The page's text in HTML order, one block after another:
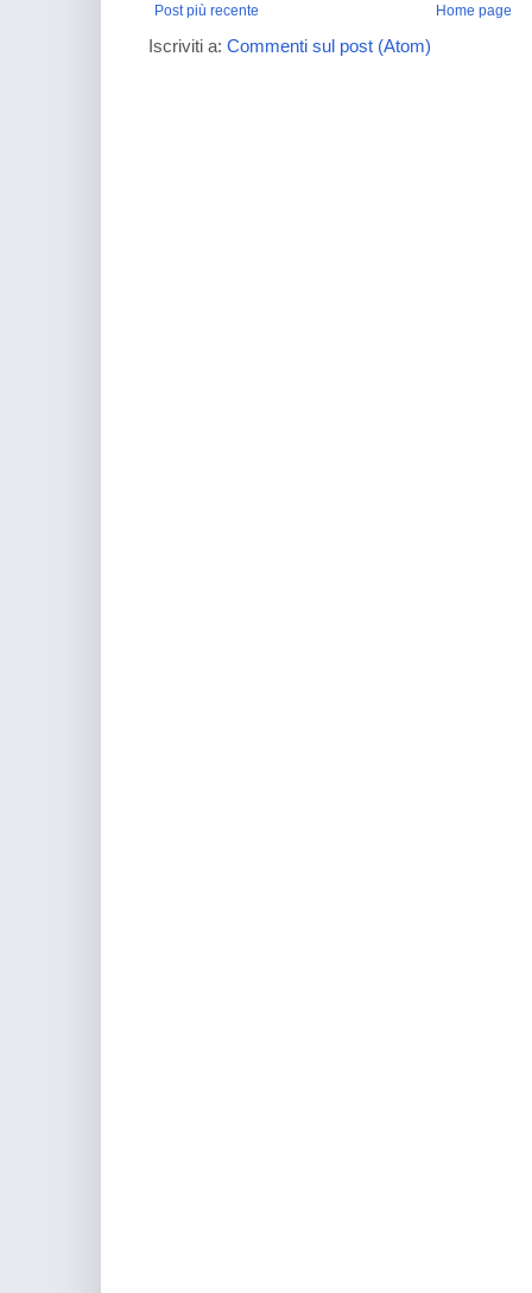
Post più recente Home page
Iscriviti a: Commenti sul post (Atom)